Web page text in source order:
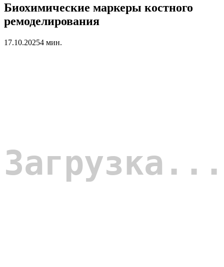
Биохимические маркеры костного
ремоделирования
17.10.20254 мин.